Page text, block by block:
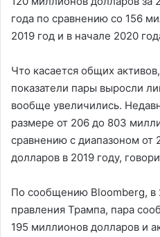
года по сравнению со 156
2019 год и в начале 2020
Что касается общих
показатели пары выросли
вообще увеличились.
размере от 206 до 803
сравнению с диапазоном
долларов в 2019 году,
По сообщению Bloomberg, в
правления Трампа, пара
195 миллионов долларов и